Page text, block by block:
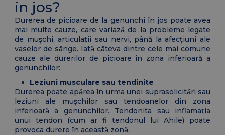
in jos?
Durerea de picioare de la genunchi în jos poate avea
mai multe cauze, care variază de la probleme legate
de mușchi, articulații sau nervi, până la afecțiuni ale
vaselor de sânge. Iată câteva dintre cele mai comune
cauze ale durerilor de picioare în zona inferioară a
genunchilor:
Leziuni musculare sau tendinite
Durerea poate apărea în urma unei suprasolicitări sau
leziuni ale mușchilor sau tendoanelor din zona
inferioară a genunchilor. Tendonita sau inflamația
unui tendon (cum ar fi tendonul lui Ahile) poate
provoca durere în această zonă.